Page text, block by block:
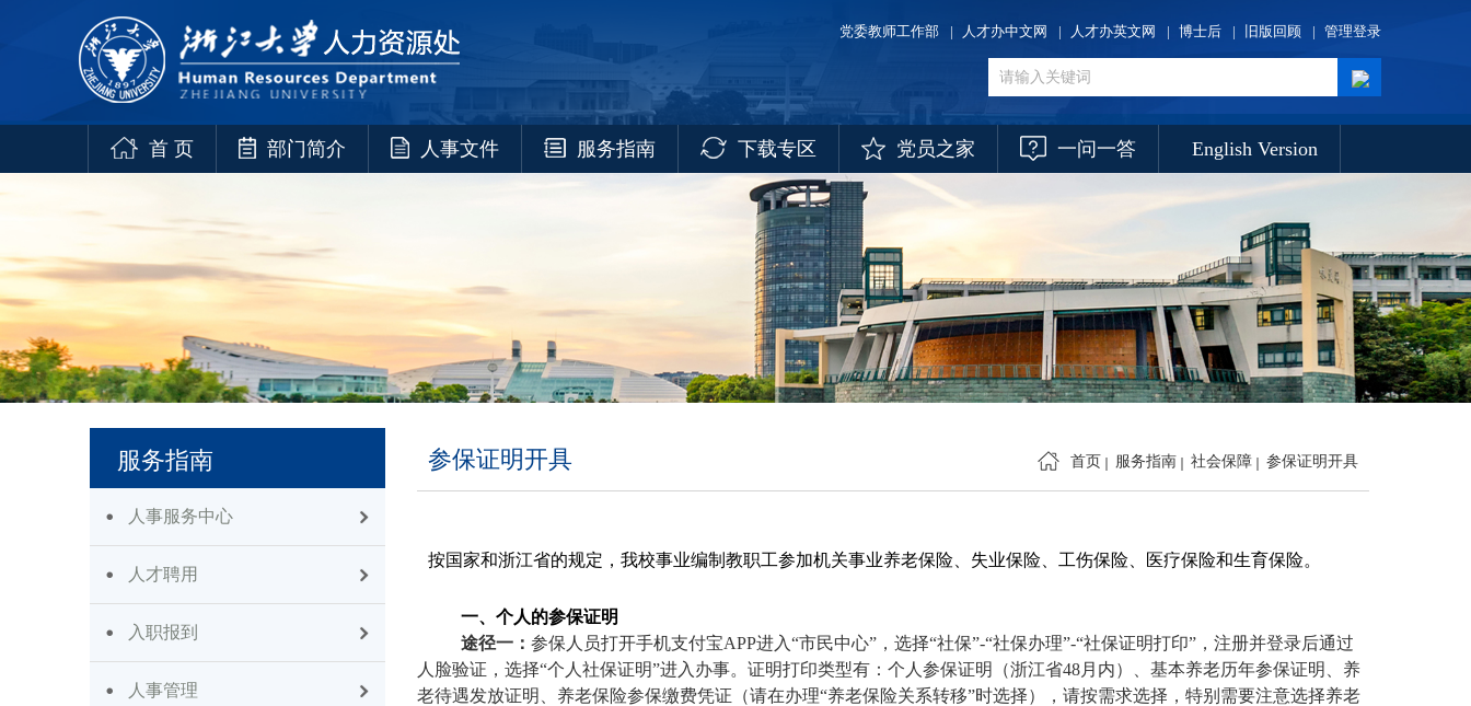
党委教师工作部 | 人才办中文网 | 人才办英文网 | 博士后 | 旧版回顾 | 管理登录
首 页 部门简介 人事文件 服务指南 下载专区 党员之家 一问一答 English Version
服务指南
人事服务中心
人才聘用
入职报到
人事管理
参保证明开具 首页 服务指南 社会保障 参保证明开具
按国家和浙江省的规定，我校事业编制教职工参加机关事业养老保险、失业保险、工伤保险、医疗保险和生育保险。
一、个人的参保证明
途径一： 参保人员打开手机支付宝APP进入“市民中心” ，选择“社保”-“社保办理”-“社保证明打印” ，注册并登录后通过
人脸验证，选择“个人社保证明”进入办事。 证明打印类型有：个人参保证明（浙江省48月内）、基本养老历年参保证明、养
老待遇发放证明、养老保险参保缴费凭证（请在办理“养老保险关系转移”时选择），请按需求选择，特别需要注意选择养老